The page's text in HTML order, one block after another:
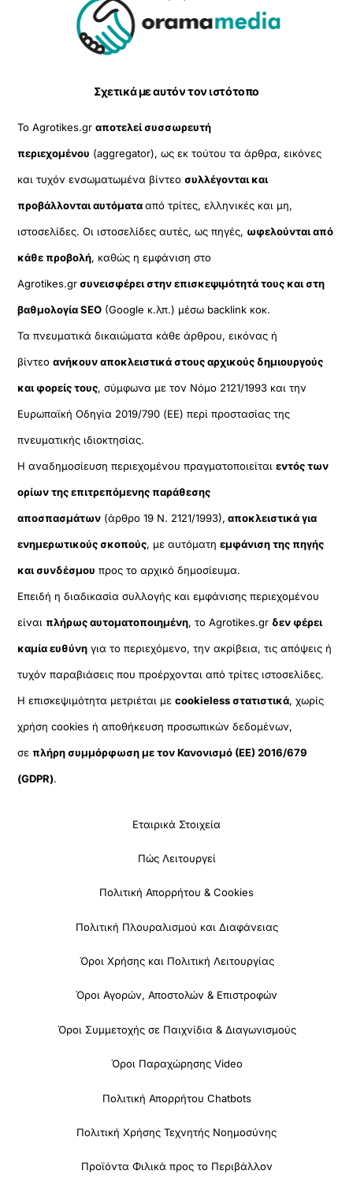
To
Σχετικά με αυτόν τον ιστότοπο
Το Agrotikes.grαποτελεί συσσωρευτή
περιεχομένου (aggregator), ως εκ τούτου τα άρθρα, εικόνες
και τυχόν ενσωματωμένα βίντεοσυλλέγονται και
προβάλλονται αυτόματααπό τρίτες, ελληνικές και μη,
ιστοσελίδες. Οι ιστοσελίδες αυτές, ως πηγές, ωφελούνται από
κάθε προβολή, καθώς η εμφάνιση στο
Agrotikes.grσυνεισφέρει στην επισκεψιμότητά τους και στη
βαθμολογία SEO (Google κ.λπ.) μέσω backlink κοκ.
Τα πνευματικά δικαιώματα κάθε άρθρου, εικόνας ή
βίντεοανήκουν αποκλειστικά στους αρχικούς δημιουργούς
και φορείς τους, σύμφωνα με τον Νόμο 2121/1993 και την
Ευρωπαϊκή Οδηγία 2019/790 (ΕΕ) περί προστασίας της
πνευματικής ιδιοκτησίας.
Η αναδημοσίευση περιεχομένου πραγματοποιείταιεντός των
ορίων της επιτρεπόμενης παράθεσης
αποσπασμάτων (άρθρο 19 Ν. 2121/1993), αποκλειστικά για
ενημερωτικούς σκοπούς, με αυτόματηεμφάνιση της πηγής
και συνδέσμου προς το αρχικό δημοσίευμα.
Επειδή η διαδικασία συλλογής και εμφάνισης περιεχομένου
είναιπλήρως αυτοματοποιημένη, το Agrotikes.gr δεν φέρει
καμία ευθύνη για το περιεχόμενο, την ακρίβεια, τις απόψεις ή
τυχόν παραβιάσεις που προέρχονται από τρίτες ιστοσελίδες.
Η επισκεψιμότητα μετριέται μεcookieless στατιστικά, χωρίς
χρήση cookies ή αποθήκευση προσωπικών δεδομένων,
σεπλήρη συμμόρφωση με τον Κανονισμό (ΕΕ) 2016/679
(GDPR).
Εταιρικά Στοιχεία
Πώς Λειτουργεί
Πολιτική Απορρήτου & Cookies
Πολιτική Πλουραλισμού και Διαφάνειας
Όροι Χρήσης και Πολιτική Λειτουργίας
Όροι Αγορών, Αποστολών & Επιστροφών
Όροι Συμμετοχής σε Παιχνίδια & Διαγωνισμούς
Όροι Παραχώρησης Video
Πολιτική Απορρήτου Chatbots
Πολιτική Χρήσης Τεχνητής Νοημοσύνης
Προϊόντα Φιλικά προς το Περιβάλλον